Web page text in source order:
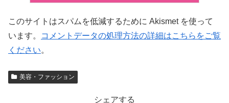
このサイトはスパムを低減するために Akismet を使って
います。
コメントデータの処理方法の詳細はこちらをご覧
ください。
美容・ファッション
シェアする